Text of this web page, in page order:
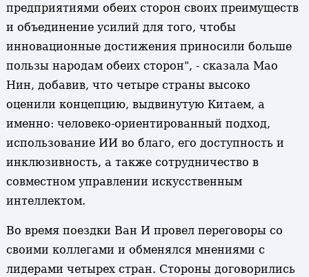
предприятиями обеих сторон своих преимуществ
и объединение усилий для того, чтобы
инновационные достижения приносили больше
пользы народам обеих сторон", - сказала Мао
Нин, добавив, что четыре страны высоко
оценили концепцию, выдвинутую Китаем, а
именно: человеко-ориентированный подход,
использование ИИ во благо, его доступность и
инклюзивность, а также сотрудничество в
совместном управлении искусственным
интеллектом.
Во время поездки Ван И провел переговоры со
своими коллегами и обменялся мнениями с
лидерами четырех стран. Стороны договорились